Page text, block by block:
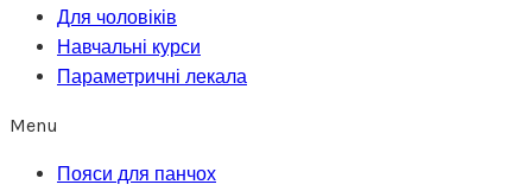
Для чоловіків
Навчальні курси
Параметричні лекала
Menu
Пояси для панчох